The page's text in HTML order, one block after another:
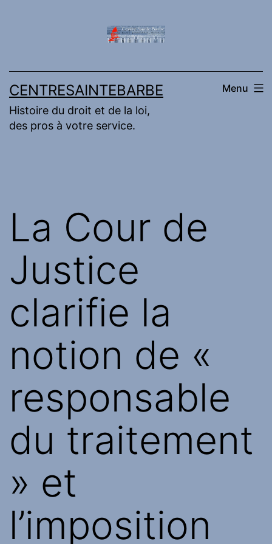
CENTRESAINTEBARBE
Histoire du droit et de la loi,
des pros à votre service.
Menu
La Cour de
Justice
clarifie la
notion de «
responsable
du traitement
» et
l’imposition